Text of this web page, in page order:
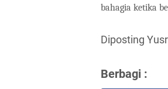
bahagia ketika
Diposting
Berbagi :